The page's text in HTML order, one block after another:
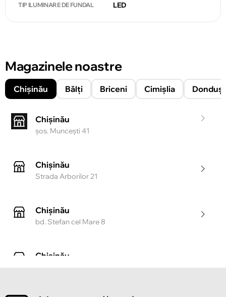
TIP ILUMINARE DE FUNDAL LED
Magazinele noastre
Chișinău Bălți Briceni Cimișlia
Chișinău
şos. Munceşti 41
Chișinău
Strada Arborilor 21
Chișinău
bd. Stefan cel Mare 8
Chișinău